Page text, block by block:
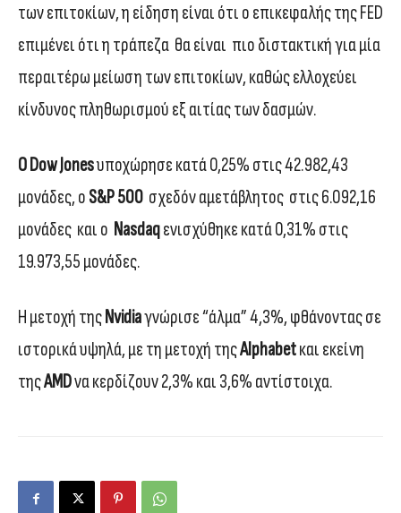
των επιτοκίων, η είδηση είναι ότι ο επικεφαλής της FED
επιμένει ότι η τράπεζα θα είναι πιο διστακτική για μία
περαιτέρω μείωση των επιτοκίων, καθώς ελλοχεύει
κίνδυνος πληθωρισμού εξ αιτίας των δασμών.
Ο Dow Jonesυποχώρησε κατά 0,25% στις 42.982,43
μονάδες, ο S&P 500 σχεδόν αμετάβλητος στις 6.092,16
μονάδες και ο Nasdaqενισχύθηκε κατά 0,31% στις
19.973,55 μονάδες.
Η μετοχή τηςNvidiaγνώρισε “άλμα” 4,3%, φθάνοντας σε
ιστορικά υψηλά, με τη μετοχή τηςAlphabetκαι εκείνη
τηςAMDνα κερδίζουν 2,3% και 3,6% αντίστοιχα.